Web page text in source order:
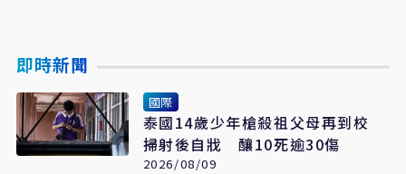
即時新聞
國際
泰國14歲少年槍殺祖父母再到校
掃射後自戕 釀10死逾30傷
2026/08/09